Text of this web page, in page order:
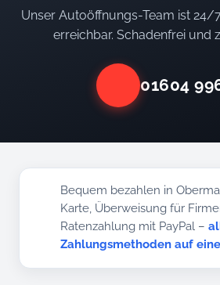
Unser Autoöffnungs-Team ist 24/
erreichbar. Schadenfrei und
01604
Bequem bezahlen in
Karte, Überweisung für
Ratenzahlung mit PayPal –
Zahlungsmethoden auf